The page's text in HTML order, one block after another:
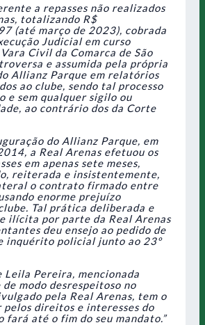
a repasses não realizados
totalizando R$
(até março de 2023), cobrada
Judicial em curso
Civil da Comarca de São
e assumida pela própria
Allianz Parque em relatórios
ao clube, sendo tal processo
e sem qualquer sigilo ou
ao contrário dos da Corte
do Allianz Parque, em
a Real Arenas efetuou os
em apenas sete meses,
reiterada e insistentemente,
o contrato firmado entre
enorme prejuízo
Tal prática deliberada e
ilícita por parte da Real Arenas
deu ensejo ao pedido de
inquérito policial junto ao 23º
Leila Pereira, mencionada
modo desrespeitoso no
pela Real Arenas, tem o
pelos direitos e interesses do
fará até o fim do seu mandato.”